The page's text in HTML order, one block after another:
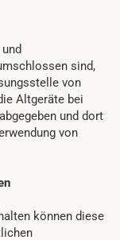
sind,
von
Altgeräte bei
und dort
von
können diese